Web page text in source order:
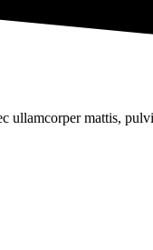
ullamcorper mattis,